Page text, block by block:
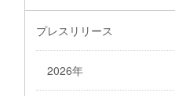
プレスリリース
2026年